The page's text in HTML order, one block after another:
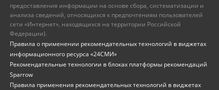
предоставления информации на основе сбора, систематизации и
анализа сведений, относящихся к предпочтениям пользователей
сети «Интернет», находящихся на территории Российской
Федерации).
Правила о применении рекомендательных технологий в виджетах
информационного ресурса «24СМИ»
Рекомендательные технологии в блоках платформы рекомендаций
Sparrow
Правила применения рекомендательных технологий в виджетах